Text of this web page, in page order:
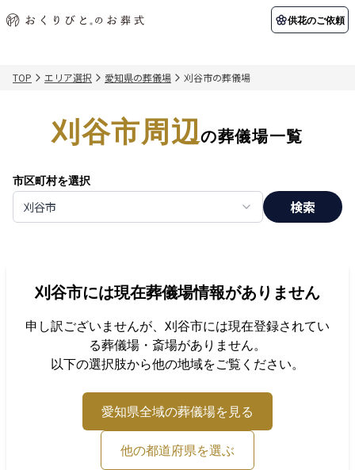
供花のご依頼
初めての方へ 納棺の儀とは？
アフターサポート
会社概要 店舗用地募集
関東エリア
千葉県
北海道エリア
お客様の声
供花のご依頼
TOP エリア選択 愛知県の葬儀場 刈谷市の葬儀場
刈谷市周辺の葬儀場一覧
市区町村を選択
刈谷市 検索
刈谷市には現在葬儀場情報がありません
申し訳ございませんが、 刈谷市には現在登録されてい
る葬儀場・斎場がありません。
以下の選択肢から他の地域をご覧ください。
愛知県全域の葬儀場を見る
他の都道府県を選ぶ